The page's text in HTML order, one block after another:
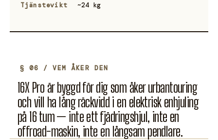
Tjänstevikt
~24 kg
§ 06 / VEM ÅKER DEN
16X Pro är byggd för dig som åker urbantouring
och vill ha lång räckvidd i en elektrisk enhjuling
på 16 tum — inte ett fjädringshjul, inte en
offroad-maskin, inte en långsam pendlare.